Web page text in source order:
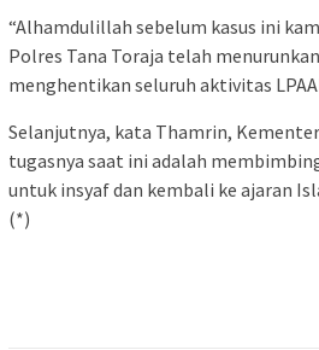
“Alhamdulillah sebelum kasus ini
Polres Tana Toraja telah
menghentikan seluruh aktivitas
Selanjutnya, kata Thamrin,
tugasnya saat ini adalah
untuk insyaf dan kembali ke ajaran
(*)